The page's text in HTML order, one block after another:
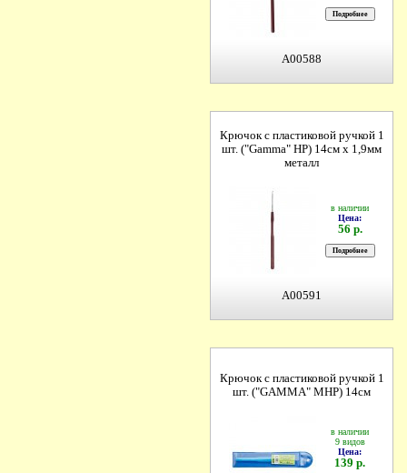
A00588
Крючок с пластиковой ручкой 1
шт. ("Gamma" HP) 14см х 1,9мм
металл
в наличии
Цена:
56 р.
A00591
Крючок с пластиковой ручкой 1
шт. ("GAMMA" MHP) 14см
в наличии
9 видов
Цена:
139 р.